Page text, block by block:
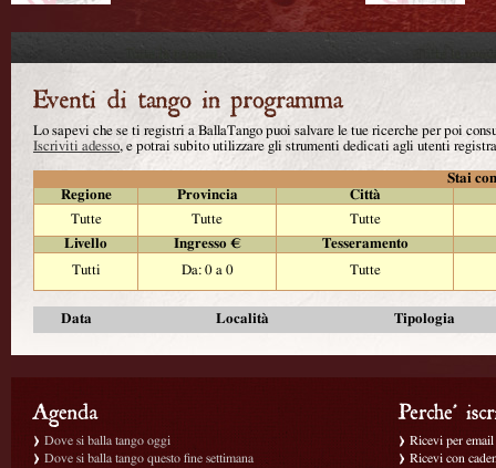
Lo sapevi che se ti registri a BallaTango puoi salvare le tue ricerche per poi
Iscriviti adesso, e potrai subito utilizzare gli strumenti dedicati agli utenti
Stai
Regione
Provincia
Città
Tutte
Tutte
Tutte
Livello
Ingresso €
Tesseramento
Tutti
Da: 0 a 0 Tutte
Data Località Tipologia
Dove si balla tango oggi
Dove si balla tango questo fine settimana
Ricevi per
Ricevi con